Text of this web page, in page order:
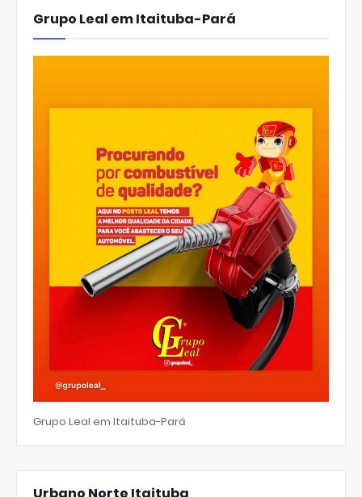
Grupo Leal em Itaituba-Pará
Grupo Leal em Itaituba-Pará